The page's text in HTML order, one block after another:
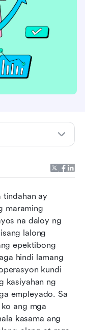
tindahan ay
maraming
na daloy ng
lalong
epektibong
hindi lamang
kundi
kasiyahan ng
empleyado. Sa
ang mga
kasama ang
estratehiya
hamon sa
ng
retailer
ng